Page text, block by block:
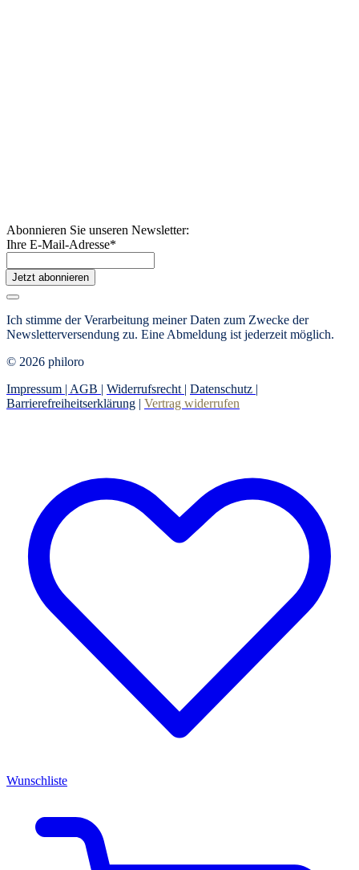
Abonnieren Sie unseren Newsletter:
Ihre E-Mail-Adresse*
Jetzt abonnieren
Ich stimme der Verarbeitung meiner Daten zum Zwecke der
Newsletterversendung zu. Eine Abmeldung ist jederzeit möglich.
© 2026 philoro
Impressum | AGB | Widerrufsrecht | Datenschutz |
Barrierefreiheitserklärung | Vertrag widerrufen
Wunschliste